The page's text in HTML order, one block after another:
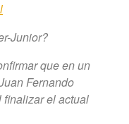
Junior?
que en un
Fernando
finalizar el actual